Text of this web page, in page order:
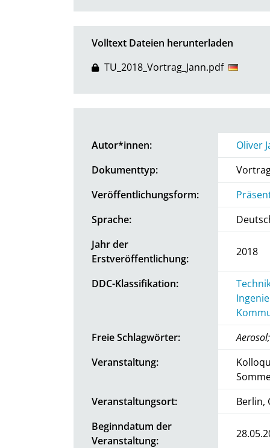
Volltext Dateien herunterladen
TU_2018_Vortrag_Jann.pdf
Autor*innen:
Oliver
Dokumenttyp:
Veröffentlichungsform:
Sprache:
Jahr der
Erstveröffentlichung:
2018
DDC-Klassifikation:
Freie Schlagwörter:
Veranstaltung:
Veranstaltungsort:
Berlin,
Beginndatum der
Veranstaltung: